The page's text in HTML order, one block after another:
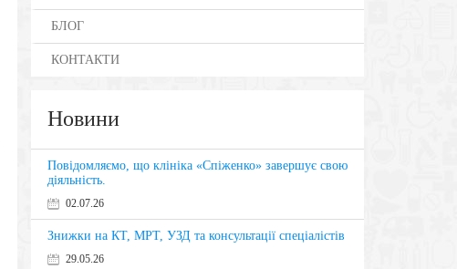
БЛОГ
КОНТАКТИ
Новини
Повідомляємо, що клініка «Спіженко» завершує свою
діяльність.
02.07.26
Знижки на КТ, МРТ, УЗД та консультації спеціалістів
29.05.26